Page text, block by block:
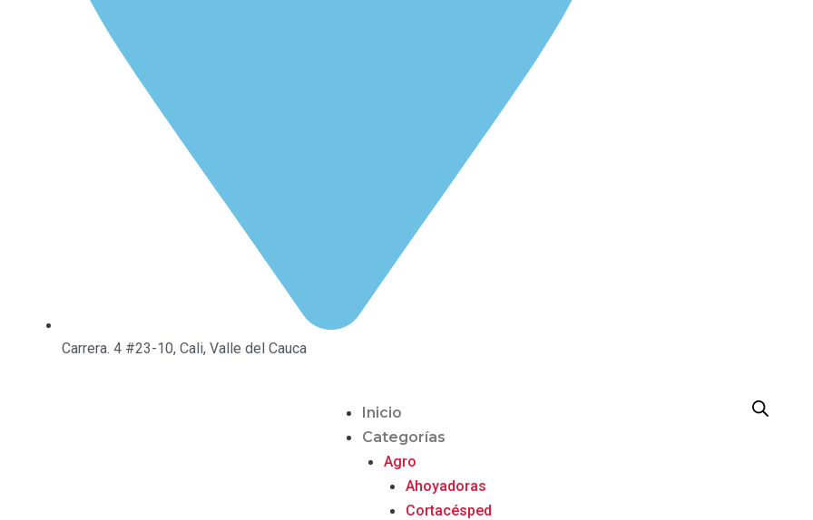
Carrera. 4 #23-10, Cali, Valle del Cauca
Inicio
Categorías
Agro
Ahoyadoras
Cortacésped